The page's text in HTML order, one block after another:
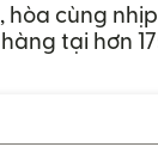
hòa cùng
tại hơn